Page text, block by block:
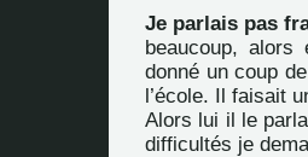
Je parlais pas
beaucoup, alors
donné un coup
l’école. Il faisait
Alors lui il le
difficultés je